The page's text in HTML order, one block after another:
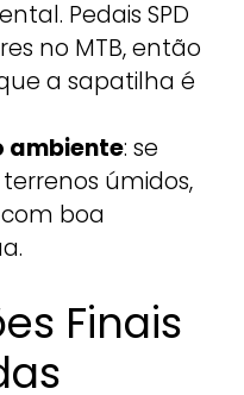
Pedais SPD
no MTB, então
a sapatilha é
ambiente: se
úmidos,
boa
Finais